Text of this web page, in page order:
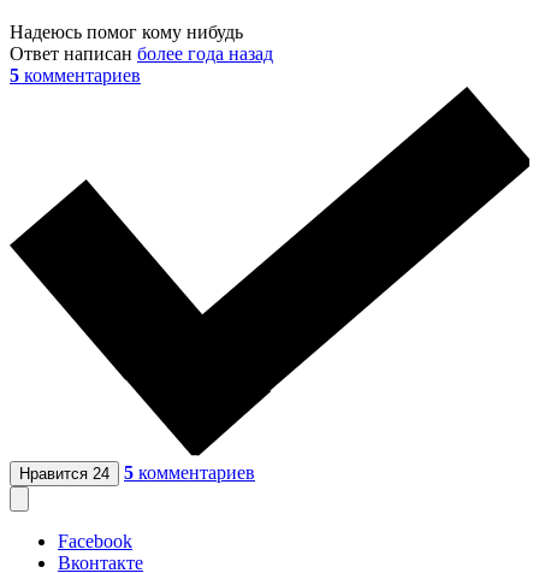
Надеюсь помог кому нибудь
Ответ написан более года назад
5 комментариев
Нравится 24 5 комментариев
Facebook
Вконтакте